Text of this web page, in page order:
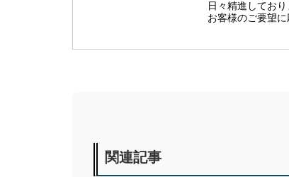
日々精進してお
お客様のご要望に
関連記事